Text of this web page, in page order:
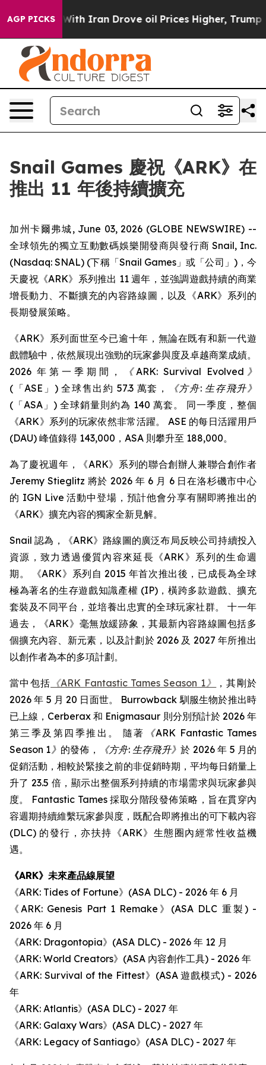
AGP PICKS
As war With Iran Drove oil Prices Higher, Trump
Snail Games 慶祝《ARK》在
推出 11 年後持續擴充
加州卡爾弗城, June 03, 2026 (GLOBE NEWSWIRE) --
全球領先的獨立互動數碼娛樂開發商與發行商 Snail, Inc.
(Nasdaq: SNAL) (下稱「Snail Games」或「公司」)，今
天慶祝《ARK》系列推出 11 週年，並強調遊戲持續的商業
增長動力、不斷擴充的內容路線圖，以及《ARK》系列的
長期發展策略。
《ARK》系列面世至今已逾十年，無論在既有和新一代遊
戲體驗中，依然展現出強勁的玩家參與度及卓越商業成績。
2026 年第一季期間，
《ARK: Survival Evolved》
(「ASE」) 全球售出約 57.3 萬套，
《方舟: 生存飛升》
(「ASA」) 全球銷量則約為 140 萬套。 同一季度，整個
《ARK》系列的玩家依然非常活躍。 ASE 的每日活躍用戶
(DAU) 峰值錄得 143,000，ASA 則攀升至 188,000。
為了慶祝週年，《ARK》系列的聯合創辦人兼聯合創作者
Jeremy Stieglitz 將於 2026 年 6 月 6 日在洛杉磯市中心
的 IGN Live 活動中登場，預計他會分享有關即將推出的
《ARK》擴充內容的獨家全新見解。
Snail 認為，《ARK》路線圖的廣泛布局反映公司持續投入
資源，致力透過優質內容來延長《ARK》系列的生命週
期。 《ARK》系列自 2015 年首次推出後，已成長為全球
極為著名的生存遊戲知識產權 (IP)，橫跨多款遊戲、擴充
套裝及不同平台，並培養出忠實的全球玩家社群。 十一年
過去，《ARK》毫無放緩跡象，其最新內容路線圖包括多
個擴充內容、新元素，以及計劃於 2026 及 2027 年所推出
以創作者為本的多項計劃。
當中包括 《ARK Fantastic Tames Season 1》
，其剛於
2026 年 5 月 20 日面世。 Burrowback 馴服生物於推出時
已上線，Cerberax 和 Enigmasaur 則分別預計於 2026 年
第三季及第四季推出。 隨著
《ARK Fantastic Tames
Season 1》 的發佈， 《方舟: 生存飛升》於 2026 年 5 月的
促銷活動，相較於緊接之前的非促銷時期，平均每日銷量上
升了 23.5 倍，顯示出整個系列持續的市場需求與玩家參與
度。 Fantastic Tames 採取分階段發佈策略，旨在貫穿內
容週期持續維繫玩家參與度，既配合即將推出的可下載內容
(DLC) 的發行，亦扶持《ARK》生態圈內經常性收益機
遇。
《ARK》未來產品線展望
《ARK: Tides of Fortune》(ASA DLC) - 2026 年 6 月
《ARK: Genesis Part 1 Remake》(ASA DLC 重製) -
2026 年 6 月
《ARK: Dragontopia》(ASA DLC) - 2026 年 12 月
《ARK: World Creators》(ASA 內容創作工具) - 2026 年
《ARK: Survival of the Fittest》(ASA 遊戲模式) - 2026
年
《ARK: Atlantis》(ASA DLC) - 2027 年
《ARK: Galaxy Wars》(ASA DLC) - 2027 年
《ARK: Legacy of Santiago》(ASA DLC) - 2027 年